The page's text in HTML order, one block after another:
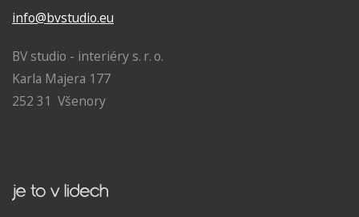
info@bvstudio.eu
BV studio - interiéry s. r. o.
Karla Majera 177
252 31 Všenory